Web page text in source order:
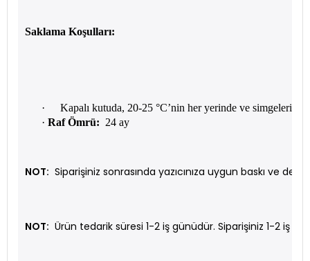
Saklama Koşulları:
·
Kapalı kutuda, 20-25 °C’nin her yerinde ve simgeleriniz
· Raf Ömrü: 24 ay
NOT: Siparişiniz sonrasında yazıcınıza uygun baskı ve
NOT: Ürün tedarik süresi 1-2 iş günüdür. Siparişiniz 1-2 iş